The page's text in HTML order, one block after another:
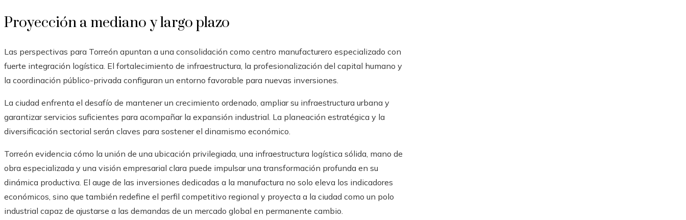
Proyección a mediano y largo plazo
Las perspectivas para Torreón apuntan a una consolidación como centro manufacturero especializado con
fuerte integración logística. El fortalecimiento de infraestructura, la profesionalización del capital humano y
la coordinación público-privada configuran un entorno favorable para nuevas inversiones.
La ciudad enfrenta el desafío de mantener un crecimiento ordenado, ampliar su infraestructura urbana y
garantizar servicios suficientes para acompañar la expansión industrial. La planeación estratégica y la
diversificación sectorial serán claves para sostener el dinamismo económico.
Torreón evidencia cómo la unión de una ubicación privilegiada, una infraestructura logística sólida, mano de
obra especializada y una visión empresarial clara puede impulsar una transformación profunda en su
dinámica productiva. El auge de las inversiones dedicadas a la manufactura no solo eleva los indicadores
económicos, sino que también redefine el perfil competitivo regional y proyecta a la ciudad como un polo
industrial capaz de ajustarse a las demandas de un mercado global en permanente cambio.